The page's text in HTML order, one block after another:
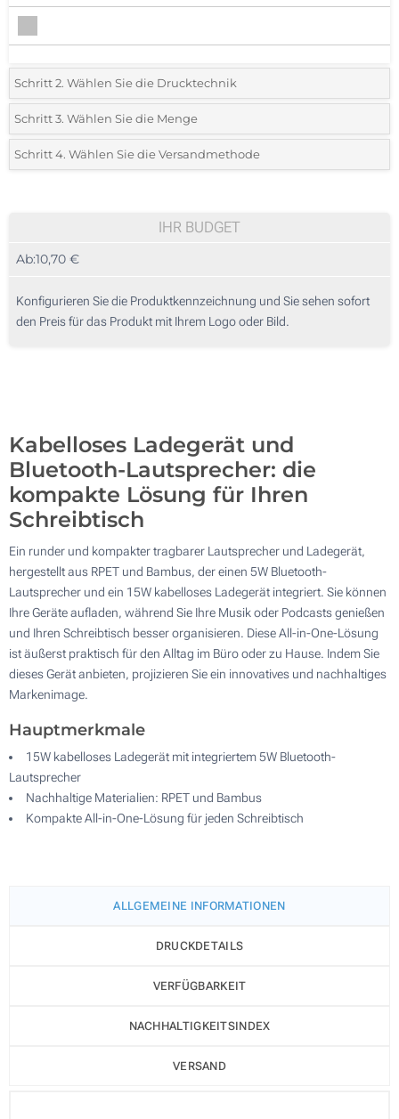
Schritt 2. Wählen Sie die Drucktechnik
*Wählen Sie die Druck- und Farbtechniken für Ihr Logo:
Digitaldruck (Oberseite)
Schritt 3. Wählen Sie die Menge
*Bitte wählen Sie Ihre gewünschte Menge
10
50
Schritt 4. Wählen Sie die Versandmethode
IHR BUDGET
Ab:10,70 €
Konfigurieren Sie die Produktkennzeichnung und Sie sehen sofort
den Preis für das Produkt mit Ihrem Logo oder Bild.
Kabelloses Ladegerät und
Bluetooth-Lautsprecher: die
kompakte Lösung für Ihren
Schreibtisch
Ein runder und kompakter tragbarer Lautsprecher und Ladegerät,
hergestellt aus RPET und Bambus, der einen 5W Bluetooth-
Lautsprecher und ein 15W kabelloses Ladegerät integriert. Sie können
Ihre Geräte aufladen, während Sie Ihre Musik oder Podcasts genießen
und Ihren Schreibtisch besser organisieren. Diese All-in-One-Lösung
ist äußerst praktisch für den Alltag im Büro oder zu Hause. Indem Sie
dieses Gerät anbieten, projizieren Sie ein innovatives und nachhaltiges
Markenimage.
Hauptmerkmale
15W kabelloses Ladegerät mit integriertem 5W Bluetooth-
Lautsprecher
Nachhaltige Materialien: RPET und Bambus
Kompakte All-in-One-Lösung für jeden Schreibtisch
ALLGEMEINE INFORMATIONEN
DRUCKDETAILS
VERFÜGBARKEIT
NACHHALTIGKEITSINDEX
VERSAND